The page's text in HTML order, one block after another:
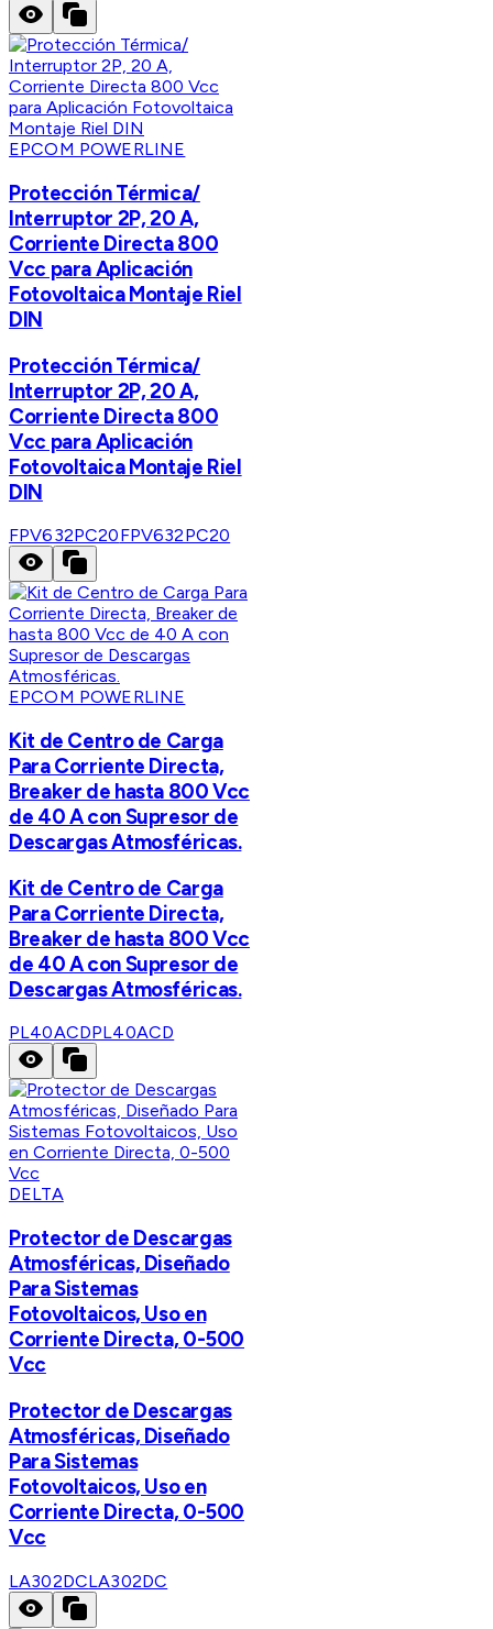
EPCOM POWERLINE
Protección Térmica/
Interruptor 2P, 20 A,
Corriente Directa 800
Vcc para Aplicación
Fotovoltaica Montaje Riel
DIN
Protección Térmica/
Interruptor 2P, 20 A,
Corriente Directa 800
Vcc para Aplicación
Fotovoltaica Montaje Riel
DIN
FPV632PC20FPV632PC20
EPCOM POWERLINE
Kit de Centro de Carga
Para Corriente Directa,
Breaker de hasta 800 Vcc
de 40 A con Supresor de
Descargas Atmosféricas.
Kit de Centro de Carga
Para Corriente Directa,
Breaker de hasta 800 Vcc
de 40 A con Supresor de
Descargas Atmosféricas.
PL40ACDPL40ACD
DELTA
Protector de Descargas
Atmosféricas, Diseñado
Para Sistemas
Fotovoltaicos, Uso en
Corriente Directa, 0-500
Vcc
Protector de Descargas
Atmosféricas, Diseñado
Para Sistemas
Fotovoltaicos, Uso en
Corriente Directa, 0-500
Vcc
LA302DCLA302DC